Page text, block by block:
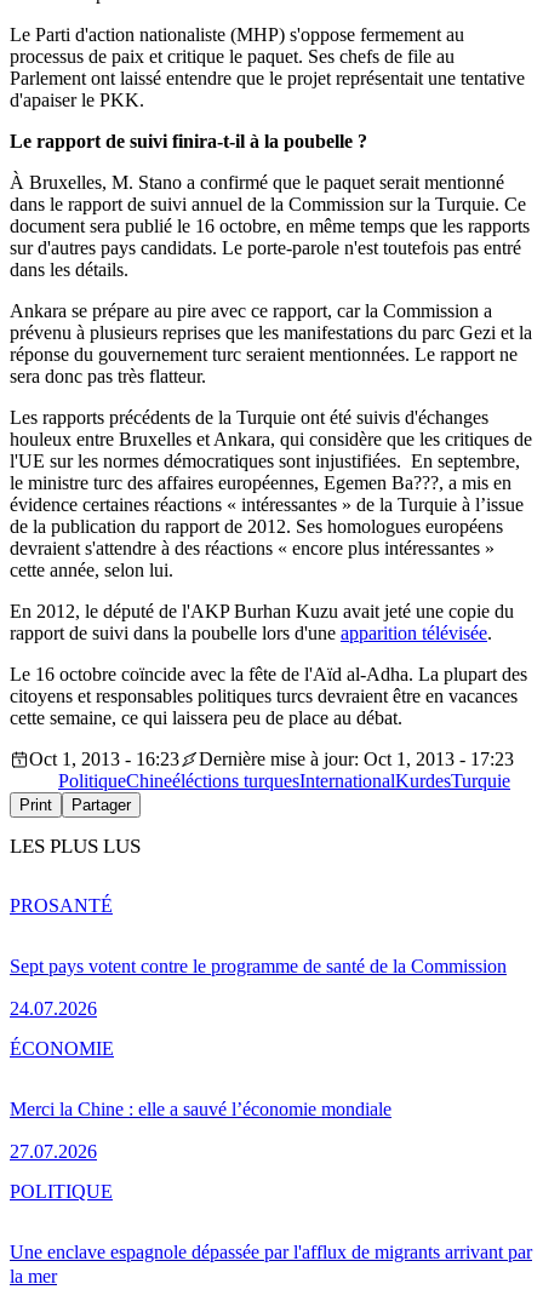
Le Parti d'action nationaliste (MHP) s'oppose fermement au
processus de paix et critique le paquet. Ses chefs de file au
Parlement ont laissé entendre que le projet représentait une tentative
d'apaiser le PKK.
Le rapport de suivi finira-t-il à la poubelle ?
À Bruxelles, M. Stano a confirmé que le paquet serait mentionné
dans le rapport de suivi annuel de la Commission sur la Turquie. Ce
document sera publié le 16 octobre, en même temps que les rapports
sur d'autres pays candidats. Le porte-parole n'est toutefois pas entré
dans les détails.
Ankara se prépare au pire avec ce rapport, car la Commission a
prévenu à plusieurs reprises que les manifestations du parc Gezi et la
réponse du gouvernement turc seraient mentionnées. Le rapport ne
sera donc pas très flatteur.
Les rapports précédents de la Turquie ont été suivis d'échanges
houleux entre Bruxelles et Ankara, qui considère que les critiques de
l'UE sur les normes démocratiques sont injustifiées. En septembre,
le ministre turc des affaires européennes, Egemen Ba???, a mis en
évidence certaines réactions « intéressantes » de la Turquie à l’issue
de la publication du rapport de 2012. Ses homologues européens
devraient s'attendre à des réactions « encore plus intéressantes »
cette année, selon lui.
En 2012, le député de l'AKP Burhan Kuzu avait jeté une copie du
rapport de suivi dans la poubelle lors d'une apparition télévisée.
Le 16 octobre coïncide avec la fête de l'Aïd al-Adha. La plupart des
citoyens et responsables politiques turcs devraient être en vacances
cette semaine, ce qui laissera peu de place au débat.
Oct 1, 2013 - 16:23
Dernière mise à jour: Oct 1, 2013 - 17:23
PolitiqueChineéléctions turquesInternationalKurdesTurquie
Print Partager
LES PLUS LUS
Sept pays votent contre le programme de santé de la Commission
24.07.2026
PROSANTÉ
Merci la Chine : elle a sauvé l’économie mondiale
27.07.2026
ÉCONOMIE
Une enclave espagnole dépassée par l'afflux de migrants arrivant par
la mer
POLITIQUE